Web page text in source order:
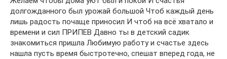
долгожданного был урожай большой Чтоб каждый день
лишь радость почаще приносил И чтоб на всё хватало и
времени и сил ПРИПЕВ Давно ты в детский садик
знакомиться пришла Любимую работу и счастье здесь
нашла пусть время быстротечно, спешат вперед года, не